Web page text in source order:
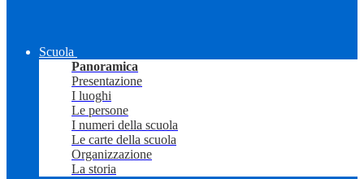
Scuola
Panoramica
Presentazione
I luoghi
Le persone
I numeri della scuola
Le carte della scuola
Organizzazione
La storia